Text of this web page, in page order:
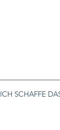
ICH SCHAFFE